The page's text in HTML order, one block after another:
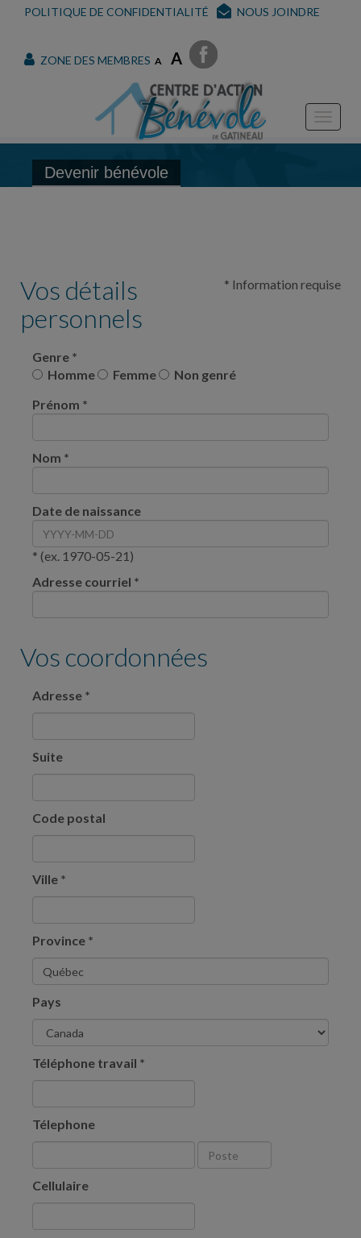
POLITIQUE DE CONFIDENTIALITÉ NOUS JOINDRE
ZONE DES MEMBRES A A
Devenir bénévole
* Information requise
Vos détails
personnels
Genre *
Homme
Femme
Non genré
Prénom *
Nom *
Date de naissance
* (ex. 1970-05-21)
Adresse courriel *
Vos coordonnées
Adresse *
Suite
Code postal
Ville *
Province *
Pays
Téléphone travail *
Télephone
Cellulaire